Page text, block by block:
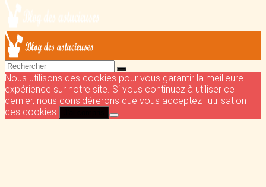
Nous utilisons des cookies pour vous garantir la meilleure
expérience sur notre site. Si vous continuez à utiliser ce
dernier, nous considérerons que vous acceptez l'utilisation
des cookies.